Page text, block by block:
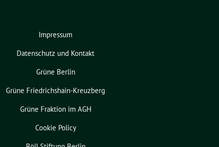
Impressum
Datenschutz und Kontakt
Grüne Berlin
Grüne Friedrichshain-Kreuzberg
Grüne Fraktion im AGH
Cookie Policy